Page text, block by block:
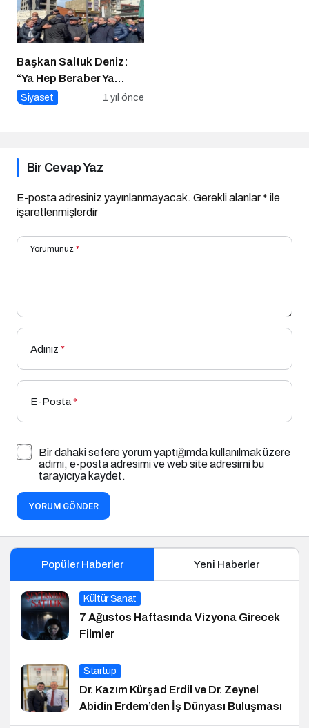
Başkan Saltuk Deniz:
“Ya Hep Beraber Ya
Hiçbirimiz!”
Siyaset 1 yıl önce
Bir Cevap Yaz
E-posta adresiniz yayınlanmayacak. Gerekli alanlar* ile
işaretlenmişlerdir
Yorumunuz *
Adınız *
E-Posta*
Bir dahaki sefere yorum yaptığımda kullanılmak üzere
adımı, e-posta adresimi ve web site adresimi bu
tarayıcıya kaydet.
YORUM GÖNDER
Popüler Haberler Yeni Haberler
Kültür Sanat
7 Ağustos Haftasında Vizyona Girecek
Filmler
Startup
Dr. Kazım Kürşad Erdil ve Dr. Zeynel
Abidin Erdem’den İş Dünyası Buluşması